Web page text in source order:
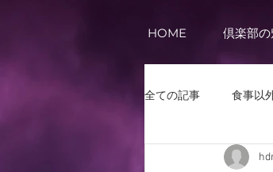
HOME 倶楽部の
全ての記事 食事以